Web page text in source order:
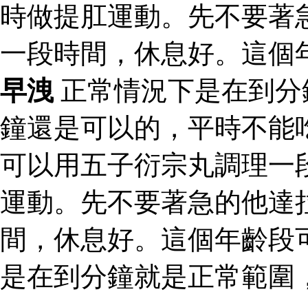
時做提肛運動。先不要
一段時間，休息好。這
早洩 正常情況下是在到
鐘還是可以的，平時不能
可以用五子衍宗丸調理一
運動。先不要著急的他達
間，休息好。這個年齡
是在到分鐘就是正常範